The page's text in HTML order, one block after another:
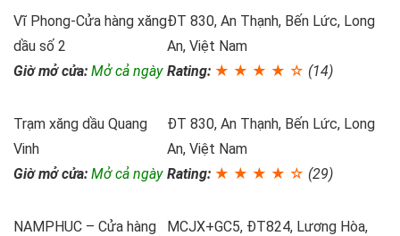
Vĩ Phong-Cửa hàng xăng
dầu số 2
Giờ mở cửa: Mở cả ngày
ĐT 830, An Thạnh, Bến Lức, Long
An, Việt Nam
Rating: ★ ★ ★ ★ ☆ (14)
Trạm xăng dầu Quang
Vinh
Giờ mở cửa: Mở cả ngày
ĐT 830, An Thạnh, Bến Lức, Long
An, Việt Nam
Rating: ★ ★ ★ ★ ☆ (29)
NAMPHUC – Cửa hàng
MCJX+GC5, ĐT824, Lương Hòa,